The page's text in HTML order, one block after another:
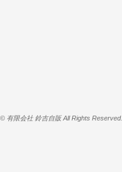
© 有限会社 鈴吉自販 All Rights Reserved.